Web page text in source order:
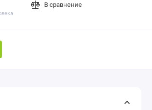
В сравнение